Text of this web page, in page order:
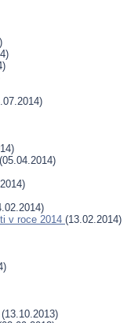
(05.04.2014)
v roce 2014 (13.02.2014)
(13.10.2013)